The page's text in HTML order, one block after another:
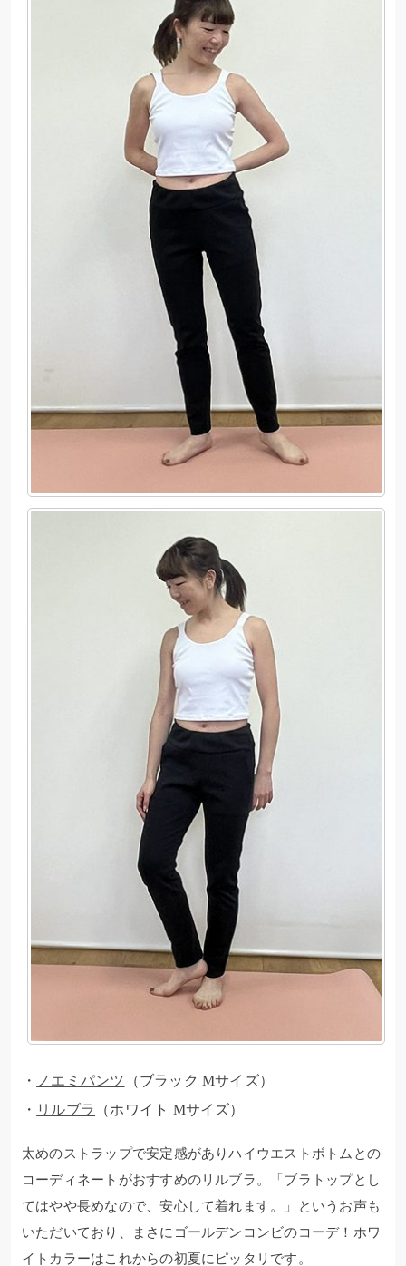
・ ノエミパンツ （ブラック Mサイズ）
・ リルブラ （ホワイト Mサイズ）
太めのストラップで安定感がありハイウエストボトムとの
コーディネートがおすすめのリルブラ。「ブラトップとし
てはやや長めなので、安心して着れます。」というお声も
いただいており、まさにゴールデンコンビのコーデ！ホワ
イトカラーはこれからの初夏にピッタリです。